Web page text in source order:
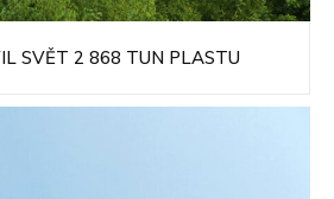
SVĚT 2 868 TUN PLASTU